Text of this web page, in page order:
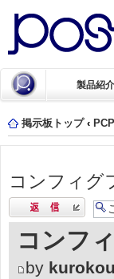
製品紹介
掲示板トップ ‹
コンフィグ
返信する
コンフ
by